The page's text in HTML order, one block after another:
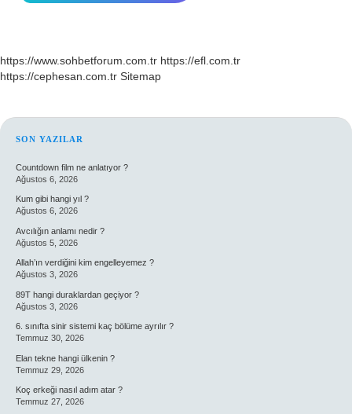
https://www.sohbetforum.com.tr https://efl.com.tr
https://cephesan.com.tr Sitemap
SIDEBAR
SON YAZILAR
Countdown film ne anlatıyor ?
Ağustos 6, 2026
Kum gibi hangi yıl ?
Ağustos 6, 2026
Avcılığın anlamı nedir ?
Ağustos 5, 2026
Allah’ın verdiğini kim engelleyemez ?
Ağustos 3, 2026
89T hangi duraklardan geçiyor ?
Ağustos 3, 2026
6. sınıfta sinir sistemi kaç bölüme ayrılır ?
Temmuz 30, 2026
Elan tekne hangi ülkenin ?
Temmuz 29, 2026
Koç erkeği nasıl adım atar ?
Temmuz 27, 2026